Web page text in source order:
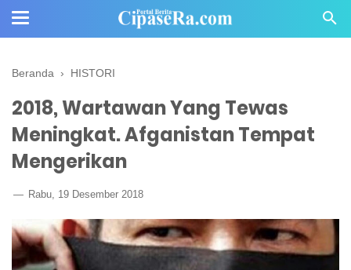
Beranda › HISTORI
2018, Wartawan Yang Tewas
Meningkat. Afganistan Tempat
Mengerikan
Rabu, 19 Desember 2018